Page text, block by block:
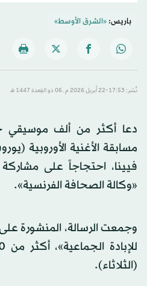
باريس:«الشرق الأوسط»
نُشر: 17:53-22 أبريل 2026 م ـ 06 ذو القِعدة 1447 هـ
دعا أكثر من ألف موسيقي
مسابقة الأغنية الأوروبية
فيينا، احتجاجاً على
«وكالة الصحافة الفرنسية».
وجمعت الرسالة، المنشورة
(الثلاثاء).